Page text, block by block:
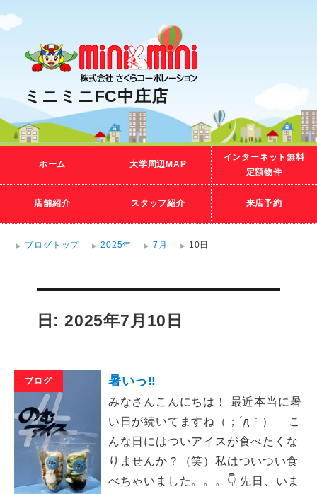
ミニミニFC中庄店
ホーム 大学周辺MAP
インターネット無料
定額物件
店舗紹介 スタッフ紹介 来店予約
ブログトップ 2025年 7月 10日
日: 2025年7月10日
ブログ 暑いっ‼
みなさんこんにちは！ 最近本当に暑
い日が続いてますね（；´д｀）ゞ こ
んな日にはついアイスが食べたくな
りませんか？（笑）私はついつい食
べちゃいました。。。👇 先日、いま